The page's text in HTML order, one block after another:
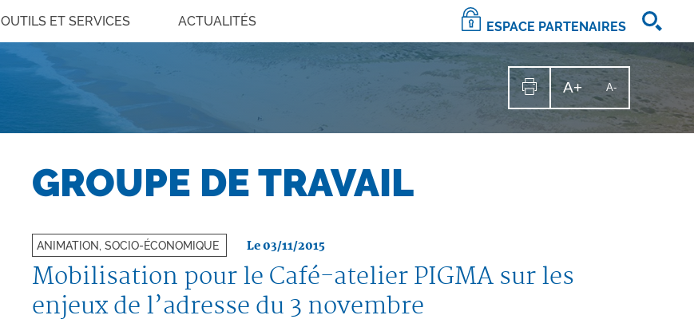
OUTILS ET SERVICES ACTUALITÉS ESPACE PARTENAIRES
Imprimer
page
A+Augmenter
la
taille
A- Diminuer
la
taille
du
texte
GROUPE DE TRAVAIL
ANIMATION, SOCIO-ÉCONOMIQUE Le 03/11/2015
Mobilisation pour le Café-atelier PIGMA sur les
enjeux de l’adresse du 3 novembre